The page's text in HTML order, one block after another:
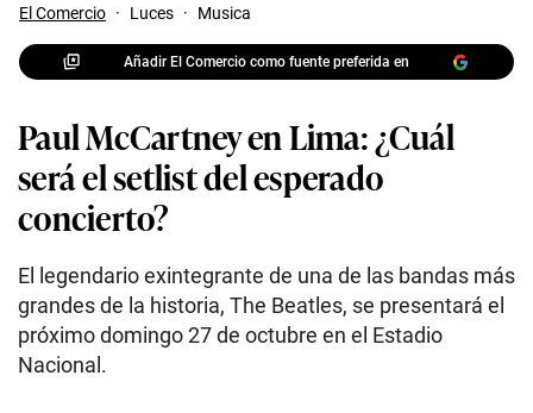
El Comercio · Luces · Musica
Añadir El Comercio como fuente preferida en
Paul McCartney en Lima: ¿Cuál
será el setlist del esperado
concierto?
El legendario exintegrante de una de las bandas más
grandes de la historia, The Beatles, se presentará el
próximo domingo 27 de octubre en el Estadio
Nacional.